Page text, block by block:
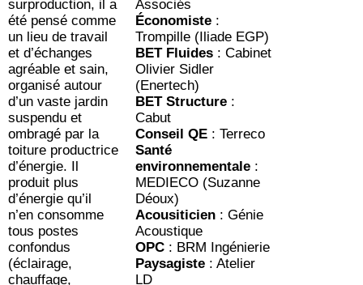
surproduction, il a
été pensé comme
un lieu de travail
et d’échanges
agréable et sain,
organisé autour
d’un vaste jardin
suspendu et
ombragé par la
toiture productrice
d’énergie. Il
produit plus
d’énergie qu’il
n’en consomme
tous postes
confondus
(éclairage,
chauffage,
Associés
Économiste :
Trompille (Iliade EGP)
BET Fluides : Cabinet
Olivier Sidler
(Enertech)
BET Structure :
Cabut
Conseil QE : Terreco
Santé
environnementale :
MEDIECO (Suzanne
Déoux)
Acousiticien : Génie
Acoustique
OPC : BRM Ingénierie
Paysagiste : Atelier
LD